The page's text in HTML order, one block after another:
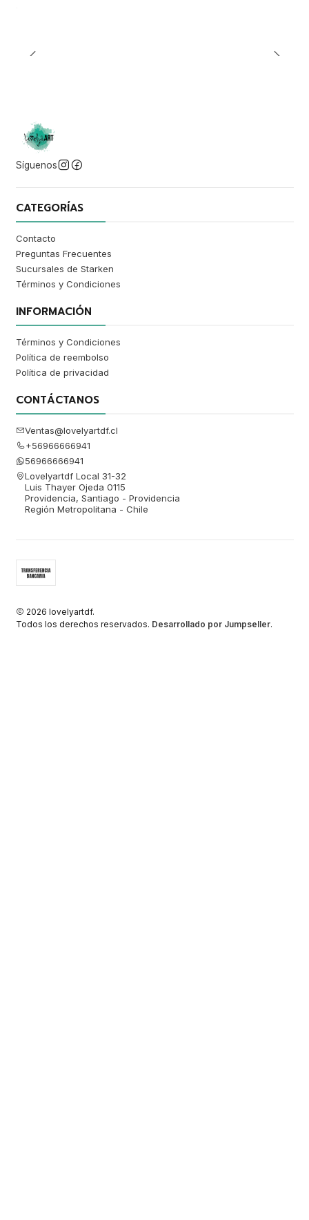
Síguenos
CATEGORÍAS
Contacto
Preguntas Frecuentes
Sucursales de Starken
Términos y Condiciones
INFORMACIÓN
Términos y Condiciones
Política de reembolso
Política de privacidad
CONTÁCTANOS
Ventas@lovelyartdf.cl
+56966666941
56966666941
Lovelyartdf Local 31-32
Luis Thayer Ojeda 0115
Providencia, Santiago - Providencia
Región Metropolitana - Chile
2026 lovelyartdf.
Todos los derechos reservados. Desarrollado por Jumpseller.